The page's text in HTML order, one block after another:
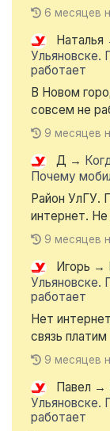
6 месяцев
Наталья
Ульяновске.
работает
В Новом
совсем не
9 месяцев
Д →
Почему
Район УлГУ.
интернет.
9 месяцев
Игорь →
Ульяновске.
работает
Нет
связь платим
9 месяцев
Павел →
Ульяновске.
работает